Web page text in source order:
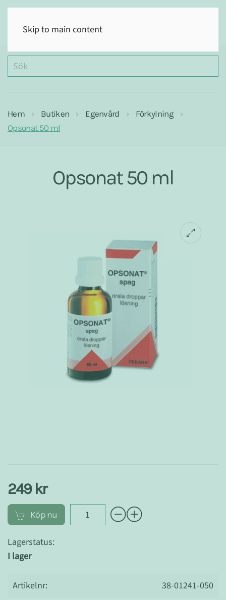
Skip to main content
Hem Butiken Egenvård
Förkylning
Opsonat 50 ml
Opsonat 50 ml
249 kr
Köp nu
Lagerstatus:
I lager
Artikelnr:
38-01241-050